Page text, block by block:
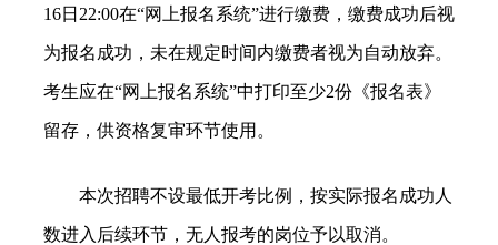
16日22:00在“网上报名系统”进行缴费，缴费成功后视
为报名成功，未在规定时间内缴费者视为自动放弃。
考生应在“网上报名系统”中打印至少2份《报名表》
留存，供资格复审环节使用。
本次招聘不设最低开考比例，按实际报名成功人
数进入后续环节，无人报考的岗位予以取消。